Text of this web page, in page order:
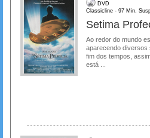
DVD
Classicline - 97 Min.
Setima
Ao redor do mundo
aparecendo diversos
fim dos tempos,
está ...